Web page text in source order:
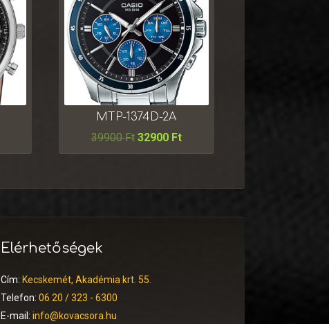
MTP-1374D-2A
39900Ft 32900 Ft
Elérhetőségek
Cím: Kecskemét, Akadémia krt. 55.
Telefon: 06 20 / 323 - 6300
E-mail: info@kovacsora.hu